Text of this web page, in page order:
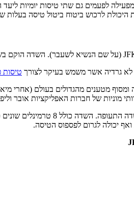
לפעמים גם שתי טיסות יומיות
לרכוש ביטוח ביטול טיסה
לא גרדיה אשר משמש בעיקר לצורך טיסות
מטענים מהגדולים בעולם (אחרי
מוניות של חברות האפליקציות אובר
בשדה נמצאים עשרות חברות
יכולה לגרום לפספוס הטיסה.